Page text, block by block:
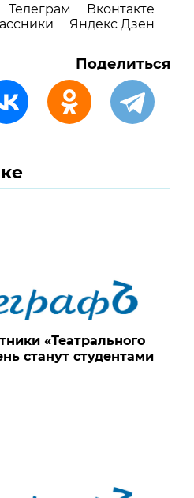
Телеграм
Вконтакте
Яндекс Дзен
Поделиться
«Театрального
станут студентами